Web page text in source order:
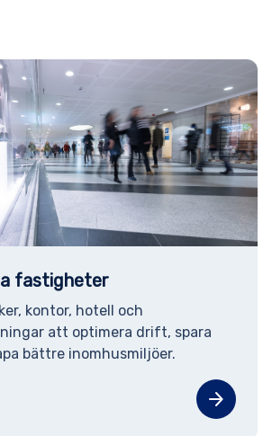
fastigheter
kontor, hotell och
att optimera drift, spara
bättre inomhusmiljöer.
arrow_forward